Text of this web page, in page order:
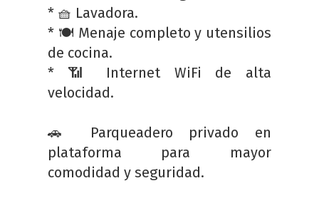
* 🧺 Lavadora.
* 🍽️ Menaje completo y utensilios
de cocina.
* 📶 Internet WiFi de alta
velocidad.
🚗 Parqueadero privado en
plataforma para mayor
comodidad y seguridad.